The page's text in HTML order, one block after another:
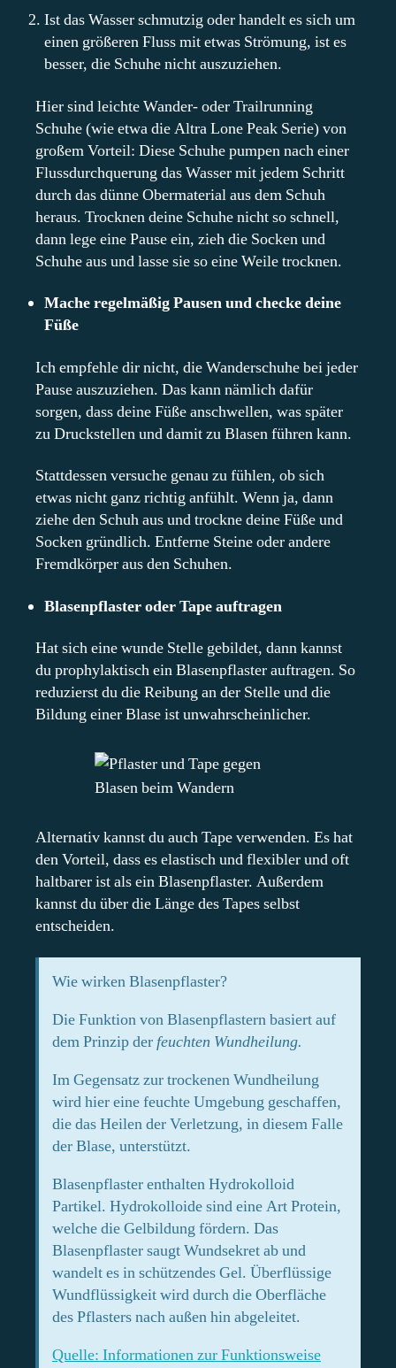
Ist das Wasser schmutzig oder handelt es sich um
einen größeren Fluss mit etwas Strömung, ist es
besser, die Schuhe nicht auszuziehen.
Hier sind leichte Wander- oder Trailrunning
Schuhe (wie etwa die Altra Lone Peak Serie) von
großem Vorteil: Diese Schuhe pumpen nach einer
Flussdurchquerung das Wasser mit jedem Schritt
durch das dünne Obermaterial aus dem Schuh
heraus. Trocknen deine Schuhe nicht so schnell,
dann lege eine Pause ein, zieh die Socken und
Schuhe aus und lasse sie so eine Weile trocknen.
Mache regelmäßig Pausen und checke deine
Füße
Ich empfehle dir nicht, die Wanderschuhe bei jeder
Pause auszuziehen. Das kann nämlich dafür
sorgen, dass deine Füße anschwellen, was später
zu Druckstellen und damit zu Blasen führen kann.
Stattdessen versuche genau zu fühlen, ob sich
etwas nicht ganz richtig anfühlt. Wenn ja, dann
ziehe den Schuh aus und trockne deine Füße und
Socken gründlich. Entferne Steine oder andere
Fremdkörper aus den Schuhen.
Blasenpflaster oder Tape auftragen
Hat sich eine wunde Stelle gebildet, dann kannst
du prophylaktisch ein Blasenpflaster auftragen. So
reduzierst du die Reibung an der Stelle und die
Bildung einer Blase ist unwahrscheinlicher.
Alternativ kannst du auch Tape verwenden. Es hat
den Vorteil, dass es elastisch und flexibler und oft
haltbarer ist als ein Blasenpflaster. Außerdem
kannst du über die Länge des Tapes selbst
entscheiden.
Wie wirken Blasenpflaster?
Die Funktion von Blasenpflastern basiert auf
dem Prinzip der feuchten Wundheilung.
Im Gegensatz zur trockenen Wundheilung
wird hier eine feuchte Umgebung geschaffen,
die das Heilen der Verletzung, in diesem Falle
der Blase, unterstützt.
Blasenpflaster enthalten Hydrokolloid
Partikel. Hydrokolloide sind eine Art Protein,
welche die Gelbildung fördern. Das
Blasenpflaster saugt Wundsekret ab und
wandelt es in schützendes Gel. Überflüssige
Wundflüssigkeit wird durch die Oberfläche
des Pflasters nach außen hin abgeleitet.
Quelle: Informationen zur Funktionsweise